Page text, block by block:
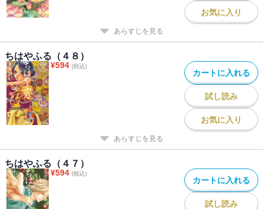
お気に入り
あらすじを見る
ちはやふる（４８）
¥594 (税込)
カートに入れる
試し読み
お気に入り
あらすじを見る
ちはやふる（４７）
¥594 (税込)
カートに入れる
試し読み